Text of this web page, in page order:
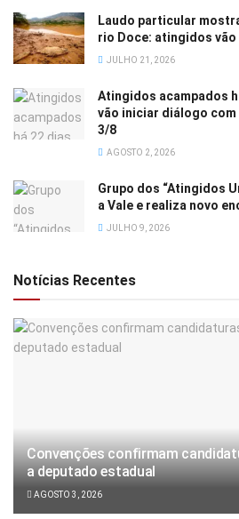
Laudo particular
rio Doce: atingidos
JULHO 21, 2026
Atingidos acampados
vão iniciar diálogo com
3/8
AGOSTO 2, 2026
Grupo dos “Atingidos
a Vale e realiza novo
JULHO 9, 2026
Notícias Recentes
Convenções confirmam
a deputado estadual
AGOSTO 3, 2026